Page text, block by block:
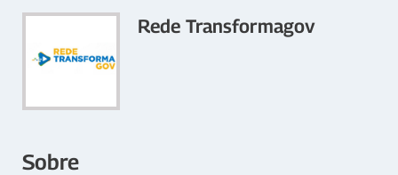
Rede Transformagov
Sobre